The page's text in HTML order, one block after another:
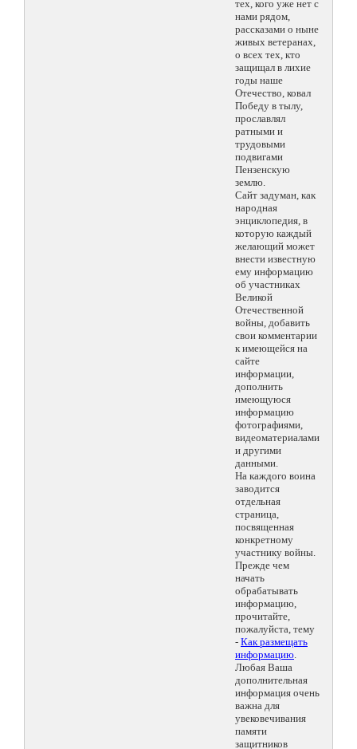
тех, кого уже нет с
нами рядом,
рассказами о ныне
живых ветеранах,
о всех тех, кто
защищал в лихие
годы наше
Отечество, ковал
Победу в тылу,
прославлял
ратными и
трудовыми
подвигами
Пензенскую
землю.
Сайт задуман, как
народная
энциклопедия, в
которую каждый
желающий может
внести известную
ему информацию
об участниках
Великой
Отечественной
войны, добавить
свои комментарии
к имеющейся на
сайте
информации,
дополнить
имеющуюся
информацию
фотографиями,
видеоматериалами
и другими
данными.
На каждого воина
заводится
отдельная
страница,
посвященная
конкретному
участнику войны.
Прежде чем
начать
обрабатывать
информацию,
прочитайте,
пожалуйста, тему
- Как размещать
информацию.
Любая Ваша
дополнительная
информация очень
важна для
увековечивания
памяти
защитников